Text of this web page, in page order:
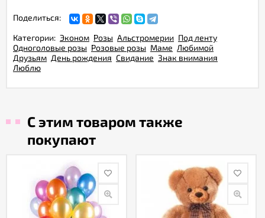
Поделиться:
Категории: Эконом Розы Альстромерии Под ленту
Одноголовые розы Розовые розы Маме Любимой
Друзьям День рождения Свидание Знак внимания
Люблю
С этим товаром также
покупают